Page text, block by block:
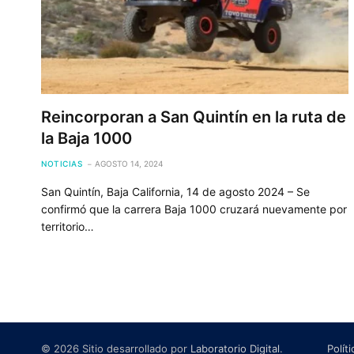
Reincorporan a San Quintín en la ruta de
la Baja 1000
NOTICIAS AGOSTO 14, 2024
San Quintín, Baja California, 14 de agosto 2024 – Se
confirmó que la carrera Baja 1000 cruzará nuevamente por
territorio…
© 2026 Sitio desarrollado por Laboratorio Digital.